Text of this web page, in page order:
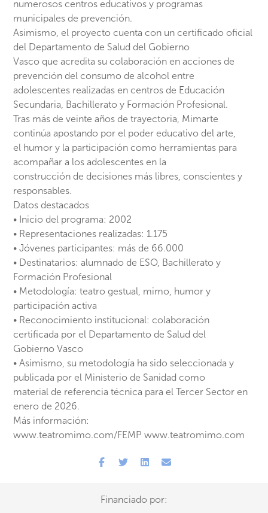
numerosos centros educativos y programas
municipales de prevención.
Asimismo, el proyecto cuenta con un certificado oficial
del Departamento de Salud del Gobierno
Vasco que acredita su colaboración en acciones de
prevención del consumo de alcohol entre
adolescentes realizadas en centros de Educación
Secundaria, Bachillerato y Formación Profesional.
Tras más de veinte años de trayectoria, Mimarte
continúa apostando por el poder educativo del arte,
el humor y la participación como herramientas para
acompañar a los adolescentes en la
construcción de decisiones más libres, conscientes y
responsables.
Datos destacados
• Inicio del programa: 2002
• Representaciones realizadas: 1.175
• Jóvenes participantes: más de 66.000
• Destinatarios: alumnado de ESO, Bachillerato y
Formación Profesional
• Metodología: teatro gestual, mimo, humor y
participación activa
• Reconocimiento institucional: colaboración
certificada por el Departamento de Salud del
Gobierno Vasco
• Asimismo, su metodología ha sido seleccionada y
publicada por el Ministerio de Sanidad como
material de referencia técnica para el Tercer Sector en
enero de 2026.
Más información:
www.teatromimo.com/FEMP www.teatromimo.com
Financiado por: